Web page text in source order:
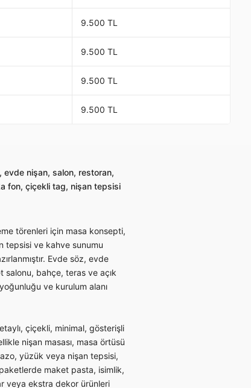
9.500 TL
9.500 TL
9.500 TL
9.500 TL
evde nişan, salon, restoran,
fon, çiçekli tag, nişan tepsisi
törenleri için masa konsepti,
tepsisi ve kahve sunumu
Evde söz, evde
salonu, bahçe, teras ve açık
ve kurulum alanı
çiçekli, minimal, gösterişli
nişan masası, masa örtüsü
yüzük veya nişan tepsisi,
maket pasta, isimlik,
veya ekstra dekor ürünleri